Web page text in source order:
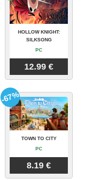
HOLLOW KNIGHT:
SILKSONG
PC
12.99 €
TOWN TO CITY
PC
8.19 €
-67%